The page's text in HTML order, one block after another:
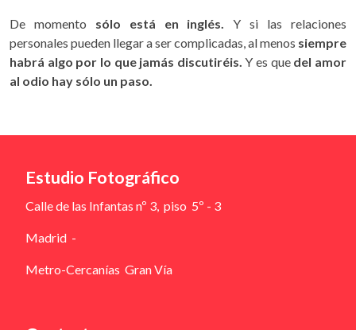
De momento sólo está en inglés.
Y si las relaciones
personales pueden llegar a ser complicadas, al menos siempre
habrá algo por lo que jamás discutiréis. Y es que del amor
al odio hay sólo un paso.
Estudio Fotográfico
Calle de las Infantas nº 3, piso 5º - 3
Madrid -
Metro-Cercanías Gran Vía